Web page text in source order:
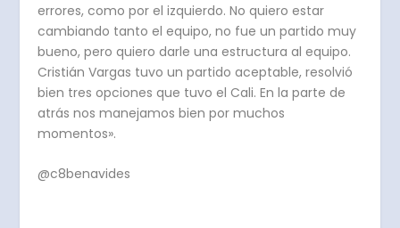
errores, como por el izquierdo. No quiero estar
cambiando tanto el equipo, no fue un partido muy
bueno, pero quiero darle una estructura al equipo.
Cristián Vargas tuvo un partido aceptable, resolvió
bien tres opciones que tuvo el Cali. En la parte de
atrás nos manejamos bien por muchos
momentos».
@c8benavides